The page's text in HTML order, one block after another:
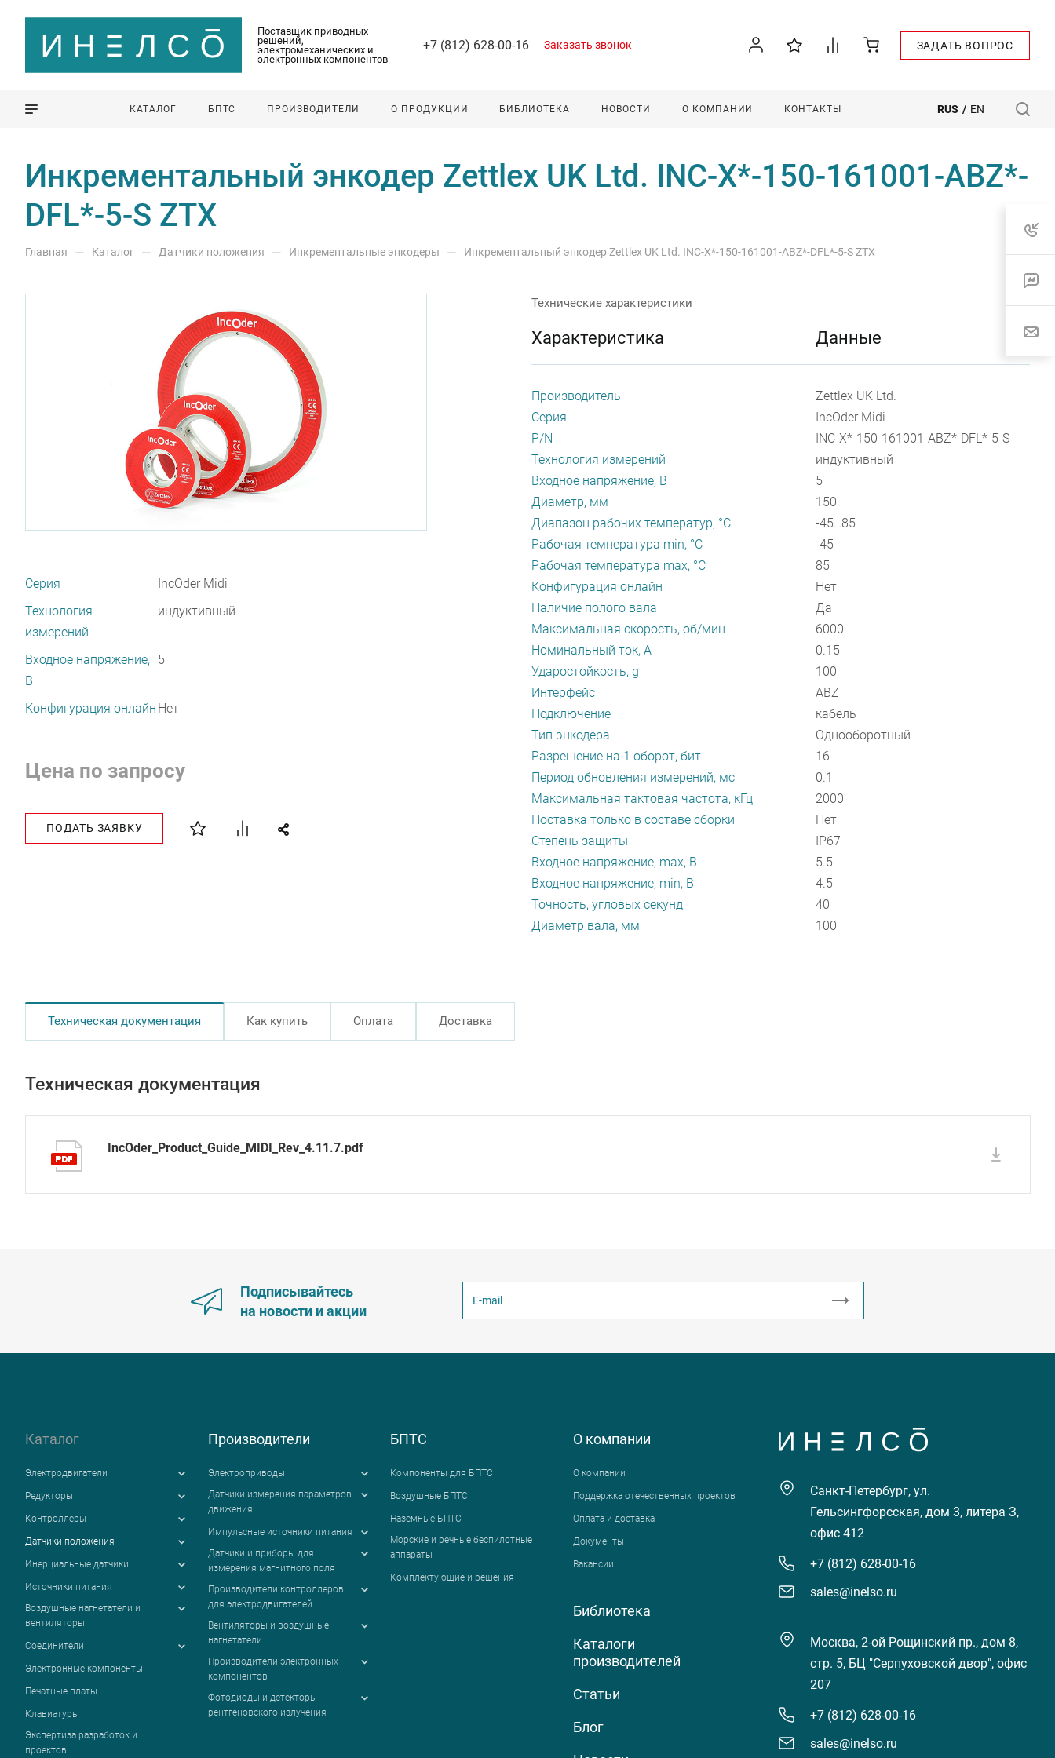
Поставщик приводных
решений,
электромеханических и
электронных компонентов
+7 (812) 628-00-16 Заказать звонок ЗАДАТЬ ВОПРОС
КАТАЛОГ БПТС ПРОИЗВОДИТЕЛИ О ПРОДУКЦИИ БИБЛИОТЕКА НОВОСТИ О КОМПАНИИ КОНТАКТЫ RUS / EN
Инкрементальный энкодер Zettlex UK Ltd. INC-X*-150-161001-ABZ*-
DFL*-5-S ZTX
Главная — Каталог — Датчики положения — Инкрементальные энкодеры — Инкрементальный энкодер Zettlex UK Ltd. INC-X*-150-161001-ABZ*-DFL*-5-S ZTX
Серия
IncOder Midi
Технология
измерений
индуктивный
Входное напряжение,
В
5
Конфигурация онлайн Нет
Цена по запросу
ПОДАТЬ ЗАЯВКУ
Технические характеристики
Характеристика Данные
Производитель
Zettlex UK Ltd.
Серия
IncOder Midi
P/N
INC-X*-150-161001-ABZ*-DFL*-5-S
Технология измерений
индуктивный
Входное напряжение, В
5
Диаметр, мм
150
Диапазон рабочих температур, °С
-45…85
Рабочая температура min, °С
-45
Рабочая температура max, °С
85
Конфигурация онлайн
Нет
Наличие полого вала
Да
Максимальная скорость, об/мин
6000
Номинальный ток, А
0.15
Ударостойкость, g
100
Интерфейс
ABZ
Подключение
кабель
Тип энкодера
Однооборотный
Разрешение на 1 оборот, бит
16
Период обновления измерений, мс
0.1
Максимальная тактовая частота, кГц
2000
Поставка только в составе сборки
Нет
Степень защиты
IP67
Входное напряжение, max, В
5.5
Входное напряжение, min, В
4.5
Точность, угловых секунд
40
Диаметр вала, мм
100
Техническая документация Как купить Оплата Доставка
Техническая документация
IncOder_Product_Guide_MIDI_Rev_4.11.7.pdf
Подписывайтесь
на новости и акции
Каталог
Электродвигатели
Редукторы
Контроллеры
Датчики положения
Инерциальные датчики
Источники питания
Воздушные нагнетатели и
вентиляторы
Соединители
Электронные компоненты
Печатные платы
Клавиатуры
Экспертиза разработок и
проектов
Производители
Электроприводы
Датчики измерения параметров
движения
Импульсные источники питания
Датчики и приборы для
измерения магнитного поля
Производители контроллеров
для электродвигателей
Вентиляторы и воздушные
нагнетатели
Производители электронных
компонентов
Фотодиоды и детекторы
рентгеновского излучения
БПТС
Компоненты для БПТС
Воздушные БПТС
Наземные БПТС
Морские и речные беспилотные
аппараты
Комплектующие и решения
О компании
О компании
Поддержка отечественных проектов
Оплата и доставка
Документы
Вакансии
Библиотека
Каталоги
производителей
Статьи
Блог
Санкт-Петербург, ул.
Гельсингфорсская, дом 3, литера З,
офис 412
+7 (812) 628-00-16
sales@inelso.ru
Москва, 2-ой Рощинский пр., дом 8,
стр. 5, БЦ "Серпуховской двор", офис
207
+7 (812) 628-00-16
sales@inelso.ru